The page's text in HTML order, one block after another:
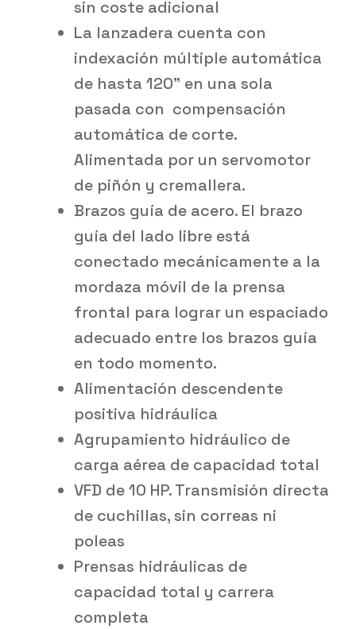
sin coste adicional
La lanzadera cuenta con
indexación múltiple automática
de hasta 120” en una sola
pasada con compensación
automática de corte.
Alimentada por un servomotor
de piñón y cremallera.
Brazos guía de acero. El brazo
guía del lado libre está
conectado mecánicamente a la
mordaza móvil de la prensa
frontal para lograr un espaciado
adecuado entre los brazos guía
en todo momento.
Alimentación descendente
positiva hidráulica
Agrupamiento hidráulico de
carga aérea de capacidad total
VFD de 10 HP. Transmisión directa
de cuchillas, sin correas ni
poleas
Prensas hidráulicas de
capacidad total y carrera
completa